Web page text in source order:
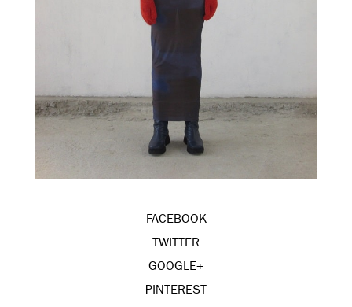
FACEBOOK
TWITTER
GOOGLE+
PINTEREST